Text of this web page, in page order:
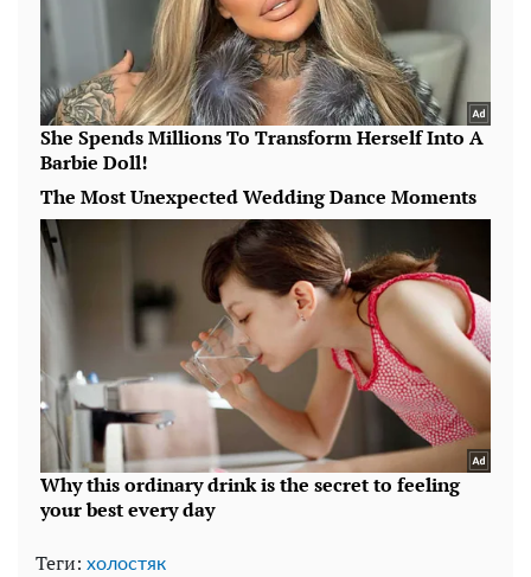
Теги: холостяк